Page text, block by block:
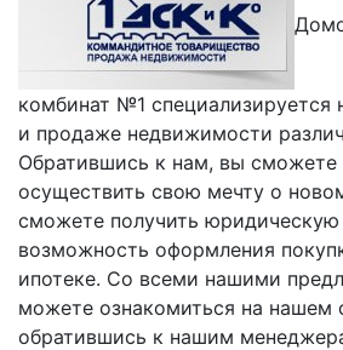
комбинат №1 специализируется
и продаже недвижимости
Обратившись к нам, вы сможете
осуществить свою мечту о
сможете получить юридическую
возможность оформления
ипотеке. Со всеми нашими
можете ознакомиться на нашем
обратившись к нашим